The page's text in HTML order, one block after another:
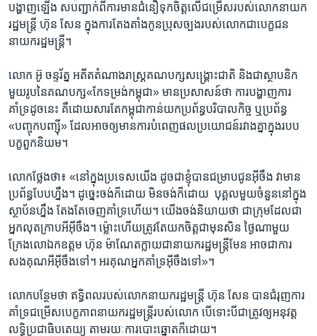
បង្ហាញ​ឡើង ​ស​បញ្ជាក់​ពី​ការ​មាន​ជំនឿ​ទុក​ចិត្ត​លើ​ជម្រើស​របស់​លោក​នាយក​
រដ្ឋមន្រ្តី​ ហ៊ុន សែន​ ក្នុង​ការ​តែង​តាំង​កូន​ប្រុស​ច្បង​របស់​លោក​ជា​បេក្ខជន​
នាយក​រដ្ឋមន្រ្តី។​
លោក ​អ៊ូ ចន្ទរ័ត្ន ​អតីត​តំណាងរាស្រ្ត​គណបក្ស​សង្រ្គោះ​ជាតិ ​និង​ជា​ស្ថាបនិក​
មួយ​រូប​នៃ​គណបក្ស​«កែទម្រង់​កម្ពុជា» ​មាន​ប្រសាសន៍​ថា​ ការ​បង្ហាញ​ការ​
គាំទ្រ​ដូច​នេះ ​គឺ​ដោយ​សារ​តែ​កម្ពុជា​កាន់​យក​ប្រព័ន្ធ​បរិបាល​កិច្ច ​ឬ​ប្រព័ន្ធ ​
«បញ្ចុក​បញ្ស៊ី» ​ដែល​អាច​ឲ្យ​មាន​ការ​បំពេញ​ផល​ប្រយោជន៍​រវាង​គ្នា​ក្នុង​របប​
បក្ខពួក​និយម។​
លោក​ថ្លែង​ថា៖ ​«នៅ​ក្នុង​ប្រទេស​យើង​ ដូច​ជា​ខ្ញុំ​បាន​ជម្រាប​ជូន​អ៊ីចឹង ​វា​មាន​
ប្រព័ន្ធ​បែប​ហ្នឹង។ ​ដូច្នេះ​ចង់​ក៏​ដោយ មិន​ចង់​ក៏​ដោយ ​ បុគ្គល​មួយ​ចំនួន​នៅ​ក្នុង​
ស្ថាប័ន​ហ្នឹង ​តែង​តែ​ចេញ​គាំទ្រ​ហើយ។ ​យើង​ចង់​និយាយ​ថា​ ជា​ក្រុម​ដែល​ជា​
អ្នក​លុត​ក្រាប​អី​អ៊ីចឹង។ ​ម៉្លោះ​ហើយ​ត្រូវ​តែ​យក​ចិត្ត​ជា​មុន​សិន ​ថ្ងៃ​ណា​មួយ​
ក្រែង​លោ​ឯកឧត្តម​ ហ៊ុន ម៉ាណែត​ក្លាយ​ជា​នាយក​រដ្ឋមន្រ្តី​មែន ​អាច​ជា​ការ​
សង​គុណ​អី​អ៊ីចឹង​ទៅ។​ អរគុណ​អ្នក​គាំទ្រ​អ៊ីចឹង​ទៅ»។​
លោក​បន្ថែម​ថា​ ​ឥទ្ធិពល​របស់​លោក​នាយក​រដ្ឋមន្រ្តី​ ហ៊ុន សែន​ បាន​ជំរុញ​ការ​
គាំទ្រ​ជម្រើស​បេក្ខភាព​នាយក​រដ្ឋមន្រ្តី​របស់​លោក​ បើ​ទោះ​បី​ជា​ត្រូវ​ឲ្យ​អនុវត្ត​
លទ្ធិ​ប្រជា​ធិបតេយ្យ​ តាម​រយៈ​ការ​បោះ​ឆ្នោត​ក៏​ដោយ។​